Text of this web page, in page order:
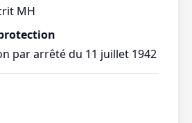
MH
par arrêté du 11 juillet 1942